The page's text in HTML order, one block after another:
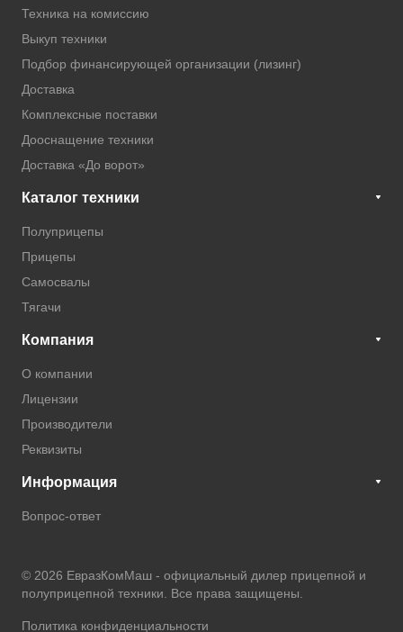
Техника на комиссию
Выкуп техники
Подбор финансирующей организации (лизинг)
Доставка
Комплексные поставки
Дооснащение техники
Доставка «До ворот»
Каталог техники
Полуприцепы
Прицепы
Самосвалы
Тягачи
Компания
О компании
Лицензии
Производители
Реквизиты
Информация
Вопрос-ответ
© 2026 ЕвразКомМаш - официальный дилер прицепной и
полуприцепной техники . Все права защищены.
Политика конфиденциальности